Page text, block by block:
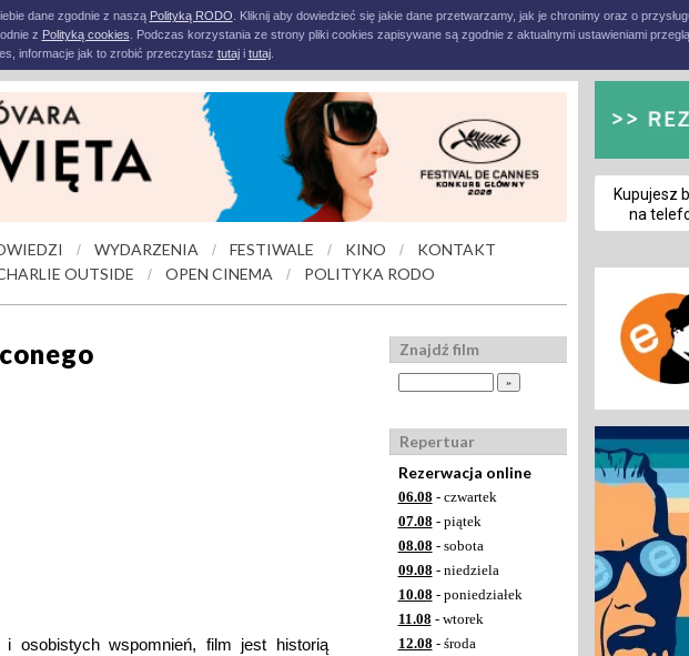
dane zgodnie z naszą Polityką RODO . Kliknij aby dowiedzieć się jakie dane przetwarzamy, jak je chronimy oraz o
z Polityką cookies . Podczas korzystania ze strony pliki cookies zapisywane są zgodnie z aktualnymi ustawieniami
informacje jak to zrobić przeczytasz tutaji tutaj.
/ WYDARZENIA / FESTIWALE / KINO /
KONTAKT
OUTSIDE / OPEN CINEMA / POLITYKA RODO
i osobistych wspomnień, film jest historią
Znajdź film
Repertuar
Rezerwacja online
06.08 - czwartek
07.08 - piątek
08.08 - sobota
09.08 - niedziela
10.08 - poniedziałek
11.08 - wtorek
12.08 - środa
Kupujesz
na